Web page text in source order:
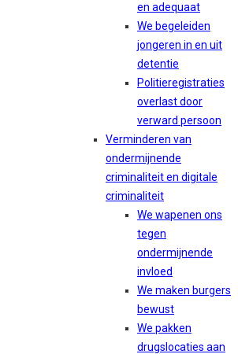
en adequaat
We begeleiden
jongeren in en uit
detentie
Politieregistraties
overlast door
verward persoon
Verminderen van
ondermijnende
criminaliteit en digitale
criminaliteit
We wapenen ons
tegen
ondermijnende
invloed
We maken burgers
bewust
We pakken
drugslocaties aan